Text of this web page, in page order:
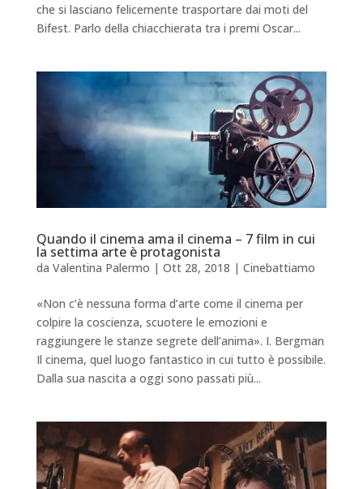
che si lasciano felicemente trasportare dai moti del
Bifest. Parlo della chiacchierata tra i premi Oscar...
Quando il cinema ama il cinema – 7 film in cui
la settima arte è protagonista
da Valentina Palermo | Ott 28, 2018 | Cinebattiamo
«Non c’è nessuna forma d’arte come il cinema per
colpire la coscienza, scuotere le emozioni e
raggiungere le stanze segrete dell’anima». I. Bergman
Il cinema, quel luogo fantastico in cui tutto è possibile.
Dalla sua nascita a oggi sono passati più...